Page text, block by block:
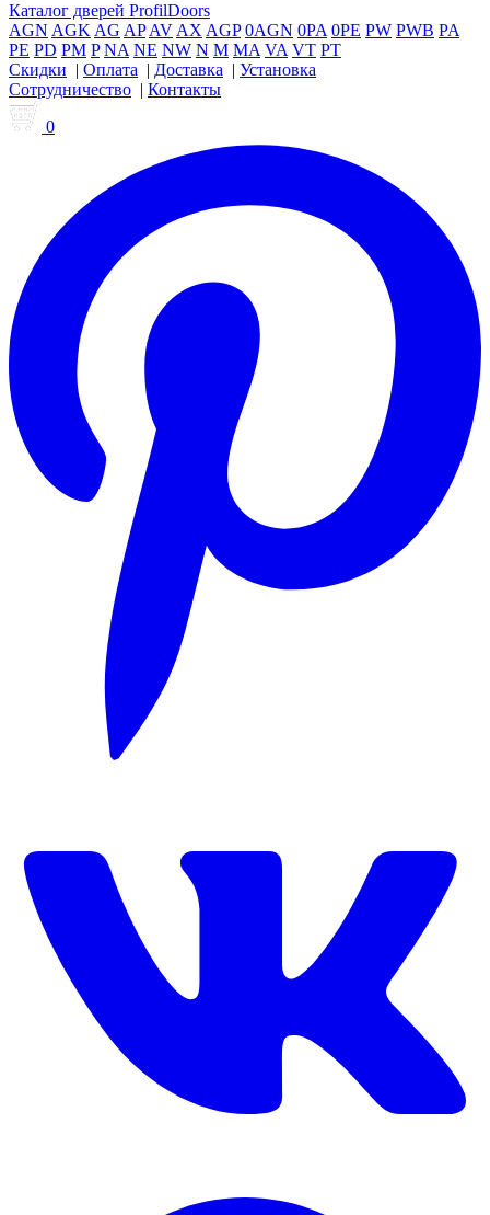
Каталог дверей ProfilDoors
AGN AGKAG APAVAXAGP 0AGN 0PA 0PE PW PWB PA
PE PD PM P NA NE NW N M MA VA VT PT
Скидки
Оплата Доставка
Установка
Сотрудничество
Контакты
0